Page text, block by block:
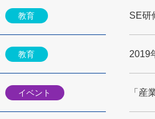
教育 SE研
教育 2019
イベント 「産